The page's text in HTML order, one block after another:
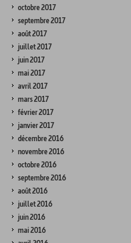
octobre 2017
septembre 2017
août 2017
juillet 2017
juin 2017
mai 2017
avril 2017
mars 2017
février 2017
janvier 2017
décembre 2016
novembre 2016
octobre 2016
septembre 2016
août 2016
juillet 2016
juin 2016
mai 2016